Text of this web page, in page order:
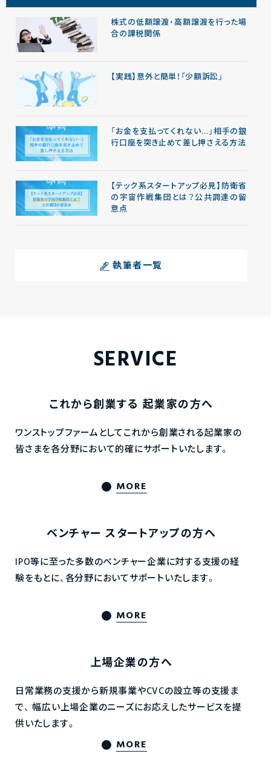
株式の低額譲渡・高額譲渡を行った場
合の課税関係
【実践】意外と簡単！「少額訴訟」
「お金を支払ってくれない…」相手の銀
行口座を突き止めて差し押さえる方法
【テック系スタートアップ必見】防衛省
の宇宙作戦集団とは？公共調達の留
意点
執筆者一覧
SERVICE
これから創業する 起業家の方へ
ワンストップファームとしてこれから創業される起業家の
皆さまを各分野において的確にサポートいたします。
MORE
ベンチャー スタートアップの方へ
IPO等に至った多数のベンチャー企業に対する支援の経
験をもとに、各分野においてサポートいたします。
MORE
上場企業の方へ
日常業務の支援から新規事業やCVCの設立等の支援ま
で、 幅広い上場企業のニーズにお応えしたサービスを提
供いたします。
MORE